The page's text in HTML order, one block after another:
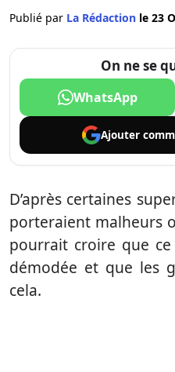
Publié par La Rédaction le 23
On ne se
WhatsApp
Ajouter
D’après certaines
porteraient malheurs
pourrait croire que
démodée et que les
cela.